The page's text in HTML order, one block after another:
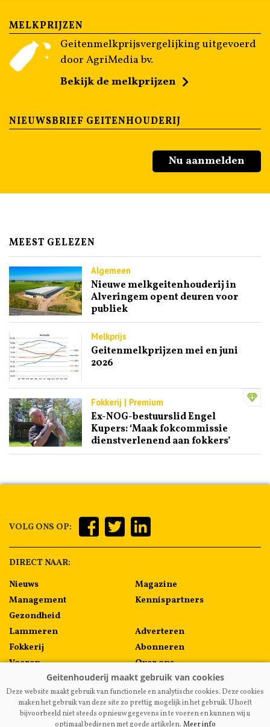
MELKPRIJZEN
Geitenmelkprijsvergelijking uitgevoerd
door AgriMedia bv.
Bekijk de melkprijzen
NIEUWSBRIEF GEITENHOUDERIJ
Nu aanmelden
MEEST GELEZEN
Algemeen
Nieuwe melkgeitenhouderij in
Alveringem opent deuren voor
publiek
Melkprijs
Geitenmelkprijzen mei en juni
2026
Fokkerij | Premium
Ex-NOG-bestuurslid Engel
Kupers: ‘Maak fokcommissie
dienstverlenend aan fokkers’
VOLG ONS OP:
DIRECT NAAR:
Nieuws
Management
Gezondheid
Lammeren
Fokkerij
Voeren
Algemeen
Melkprijzen
Magazine
Kennispartners
Adverteren
Abonneren
Over ons
Contact
Deze website maakt gebruik van functionele en analytische cookies. Deze cookies
maken het gebruik van deze site zo prettig mogelijk in het gebruik. U hoeft
bijvoorbeeld niet steeds opnieuw gegevens in te voeren en kunnen wij u
optimaal bedienen met goede artikelen. Meer info